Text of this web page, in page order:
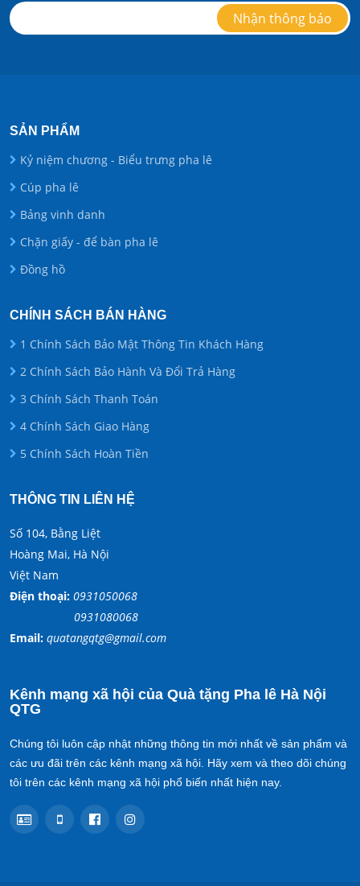
SẢN PHẨM
Kỷ niệm chương - Biểu trưng pha lê
Cúp pha lê
Bảng vinh danh
Chặn giấy - để bàn pha lê
Đồng hồ
CHÍNH SÁCH BÁN HÀNG
1 Chính Sách Bảo Mật Thông Tin Khách Hàng
2 Chính Sách Bảo Hành Và Đổi Trả Hàng
3 Chính Sách Thanh Toán
4 Chính Sách Giao Hàng
5 Chính Sách Hoàn Tiền
THÔNG TIN LIÊN HỆ
Số 104, Bằng Liệt
Hoàng Mai, Hà Nội
Việt Nam
Điện thoại: 0931050068
0931080068
Email: quatangqtg@gmail.com
Kênh mạng xã hội của Quà tặng Pha lê Hà Nội
QTG
Chúng tôi luôn cập nhật những thông tin mới nhất về sản phẩm và
các ưu đãi trên các kênh mạng xã hội. Hãy xem và theo dõi chúng
tôi trên các kênh mạng xã hội phổ biến nhất hiện nay.